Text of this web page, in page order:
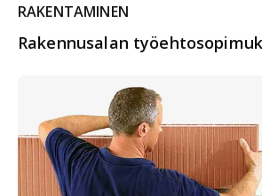
RAKENTAMINEN
Rakennusalan